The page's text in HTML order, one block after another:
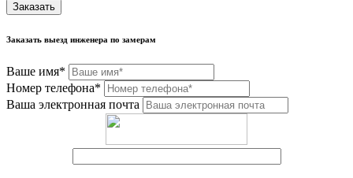
Заказать
Заказать выезд инженера по замерам
Ваше имя*
Номер телефона*
Ваша электронная почта